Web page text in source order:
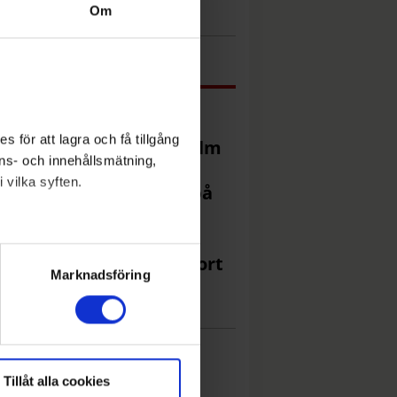
Om
för att lagra och få tillgång
och innehållsmätning,
vilka syften.
meter
Marknadsföring
Tillåt alla cookies
och skadestånd
i Stockholm
lämnades kvar på
Efter badklådan – tar bort